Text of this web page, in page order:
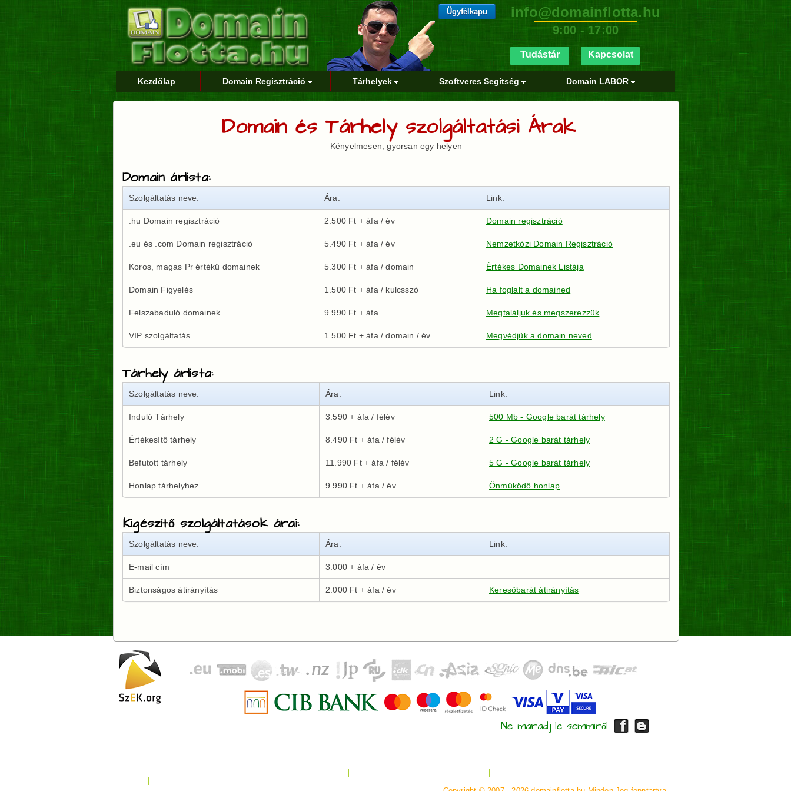
Ügyfélkapu info@domainflotta.hu
9:00 - 17:00
Tudástár Kapcsolat
Kezdőlap Domain Regisztráció Tárhelyek Szoftveres Segítség Domain LABOR
Domain és Tárhely szolgáltatási Árak
Kényelmesen, gyorsan egy helyen
Domain árlista:
Szolgáltatás neve: Ára: Link:
.hu Domain regisztráció 2.500 Ft + áfa / év Domain regisztráció
.eu és .com Domain regisztráció 5.490 Ft + áfa / év Nemzetközi Domain Regisztráció
Koros, magas Pr értékű domainek 5.300 Ft + áfa / domain Értékes Domainek Listája
Domain Figyelés 1.500 Ft + áfa / kulcsszó Ha foglalt a domained
Felszabaduló domainek 9.990 Ft + áfa Megtaláljuk és megszerezzük
VIP szolgáltatás 1.500 Ft + áfa / domain / év Megvédjük a domain neved
Tárhely árlista:
Szolgáltatás neve: Ára: Link:
Induló Tárhely 3.590 + áfa / félév 500 Mb - Google barát tárhely
Értékesítő tárhely 8.490 Ft + áfa / félév 2 G - Google barát tárhely
Befutott tárhely 11.990 Ft + áfa / félév 5 G - Google barát tárhely
Honlap tárhelyhez 9.990 Ft + áfa / év Önműködő honlap
Kigészítő szolgáltatások árai:
Szolgáltatás neve: Ára: Link:
E-mail cím 3.000 + áfa / év
Biztonságos átirányítás 2.000 Ft + áfa / év Keresőbarát átirányítás
Ne maradj le semmiről